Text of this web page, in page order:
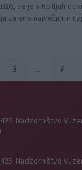
se je v Kotljah
za eno največjih in
3 ... 7
Nadzorništvo
Nadzorništvo